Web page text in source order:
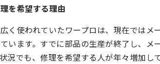
を希望する理由
く使われていたワープロは、現在ではメ
います。すでに部品の生産が終了し、メ
況でも、修理を希望する人が年々増加し